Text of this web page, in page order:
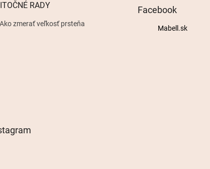
RADY
Ako zmerať veľkosť prsteňa
Facebook
Mabell.sk